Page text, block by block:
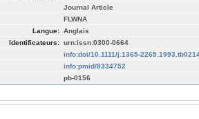
Journal Article
FLWNA
Langue: Anglais
Identificateurs: urn:issn:0300-0664
info:doi/10.1111/j.1365-
info:pmid/8334752
pb-0156